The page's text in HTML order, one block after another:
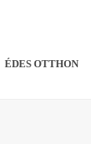
ÉDES OTTHON